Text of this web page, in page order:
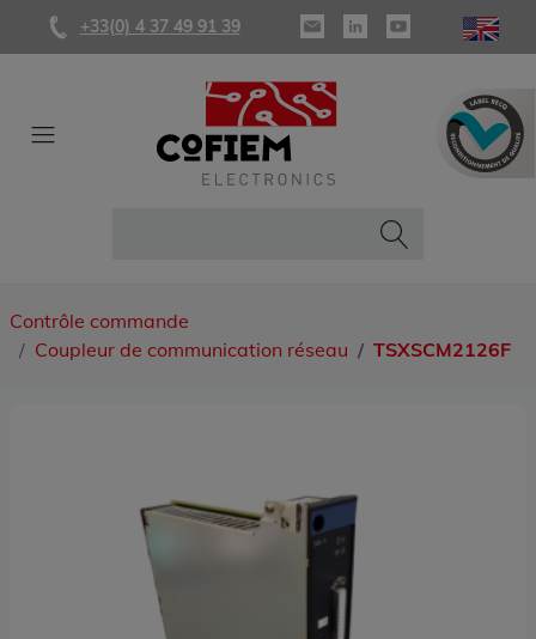
+33(0) 4 37 49 91 39
Contrôle commande
Coupleur de communication réseau
TSXSCM2126F